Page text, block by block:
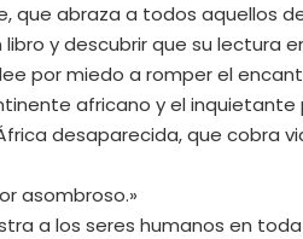
que abraza a todos aquellos
y descubrir que su
por miedo a romper el
africano y el
desaparecida, que cobra
asombroso.»
a los seres humanos en